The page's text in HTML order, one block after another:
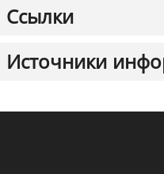
Ссылки
Источники